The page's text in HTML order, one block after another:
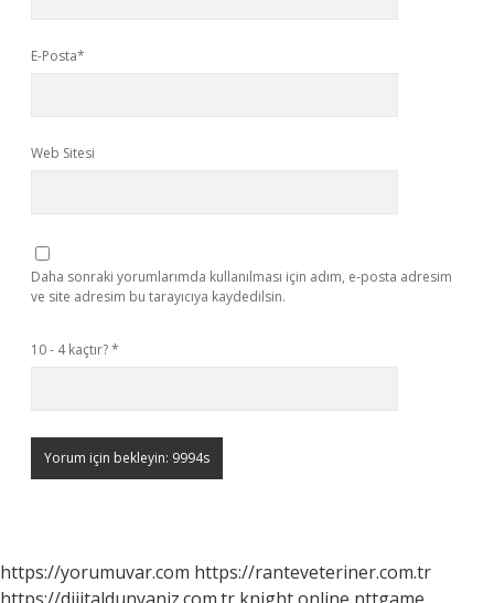
E-Posta*
Web Sitesi
Daha sonraki yorumlarımda kullanılması için adım, e-posta adresim
ve site adresim bu tarayıcıya kaydedilsin.
10 - 4 kaçtır?*
https://yorumuvar.com https://ranteveteriner.com.tr